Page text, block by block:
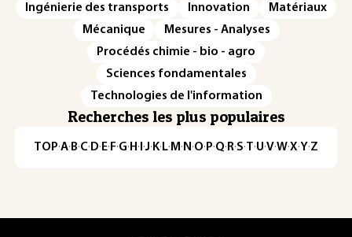
Ingénierie des transports
Innovation
Matériaux
Mécanique
Mesures - Analyses
Procédés chimie - bio - agro
Sciences fondamentales
Technologies de l'information
Recherches les plus populaires
TOP·A·B·C· D· E· F·G· H · ·J· K· L· M · N ·O· P·Q· R·S·T·U·V·W·X·Y·Z